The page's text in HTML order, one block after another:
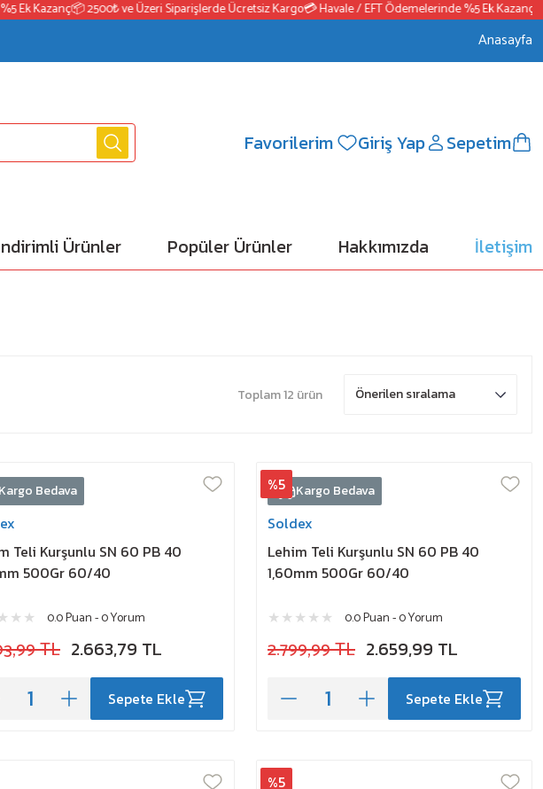
Kazanç📦 2500₺ ve Üzeri Siparişlerde Ücretsiz Kargo💳 Havale / EFT Ödemelerinde %5 Ek Kazanç
Anasayfa
Favorilerim Giriş Yap Sepetim
Ürünler Popüler Ürünler Hakkımızda İletişim
Toplam 12 ürün
Kargo Bedava
Teli Kurşunlu SN 60 PB 40
500Gr 60/40
0.0 Puan - 0 Yorum
TL 2.663,79 TL
Sepete Ekle
%5 Kargo Bedava
Soldex
Lehim Teli Kurşunlu SN 60 PB 40
1,60mm 500Gr 60/40
0.0 Puan - 0 Yorum
2.799,99 TL 2.659,99 TL
Sepete Ekle
%5